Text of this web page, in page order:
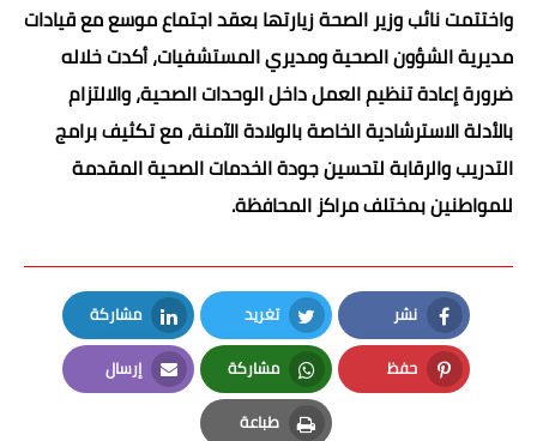
واختتمت نائب وزير الصحة زيارتها بعقد اجتماع موسع مع قيادات
مديرية الشؤون الصحية ومديري المستشفيات، أكدت خلاله
ضرورة إعادة تنظيم العمل داخل الوحدات الصحية، والالتزام
بالأدلة الاسترشادية الخاصة بالولادة الآمنة، مع تكثيف برامج
التدريب والرقابة لتحسين جودة الخدمات الصحية المقدمة
للمواطنين بمختلف مراكز المحافظة.
نشر
Facebook
تغريد
Twitter
مشاركة
LinkedIn
حفظ
Pinterest
مشاركة
Whatsapp
إرسال
Email
طباعة